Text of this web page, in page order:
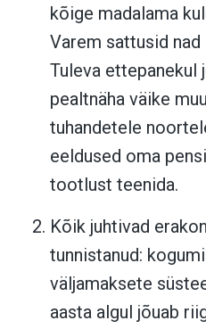
kõige madalama
Varem sattusid
Tuleva ettepanekul
pealtnäha väike
tuhandetele
eeldused oma
tootlust teenida.
Kõik juhtivad
tunnistanud:
väljamaksete
aasta algul jõuab